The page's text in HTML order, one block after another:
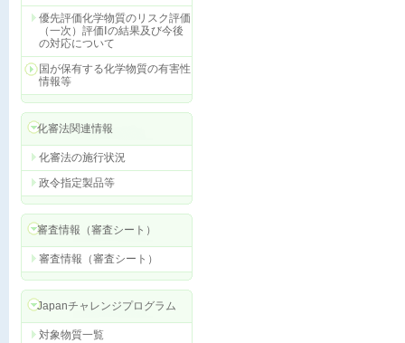
優先評価化学物質のリスク評価
（一次）評価Ⅰの結果及び今後
の対応について
国が保有する化学物質の有害性
情報等
化審法関連情報
化審法の施行状況
政令指定製品等
審査情報（審査シート）
審査情報（審査シート）
Japanチャレンジプログラム
対象物質一覧